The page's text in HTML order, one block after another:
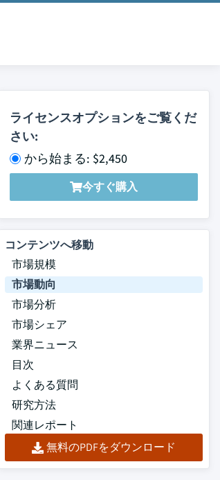
ライセンスオプションをご覧くだ
さい:
から始まる: $2,450
今すぐ購入
コンテンツへ移動
市場規模
市場動向
市場分析
市場シェア
業界ニュース
目次
よくある質問
研究方法
関連レポート
無料のPDFをダウンロード